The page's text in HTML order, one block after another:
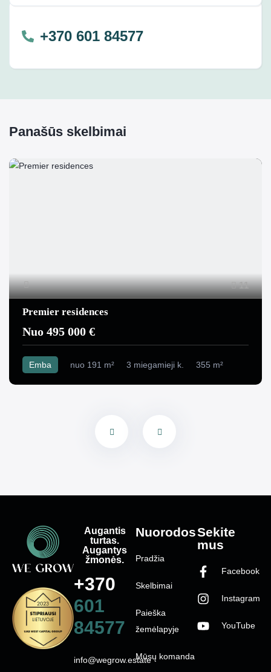
+370 601 84577
Panašūs skelbimai
11
Premier residences
Nuo 495 000 €
Emba nuo 191 m² 3 miegamieji k. 355 m²
Nuorodos
Pradžia
Skelbimai
Paieška
žemėlapyje
Mūsų komanda
Sekite
mus
Facebook
Instagram
YouTube
Augantis
turtas.
Augantys
žmonės.
+370
601
84577
info@wegrow.estate